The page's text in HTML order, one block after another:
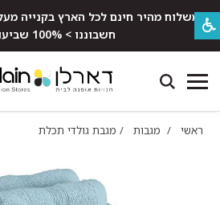
חשבוננו > 100% שביעות רצון
ראשי / מגבות / מגבת גולדי תכלת